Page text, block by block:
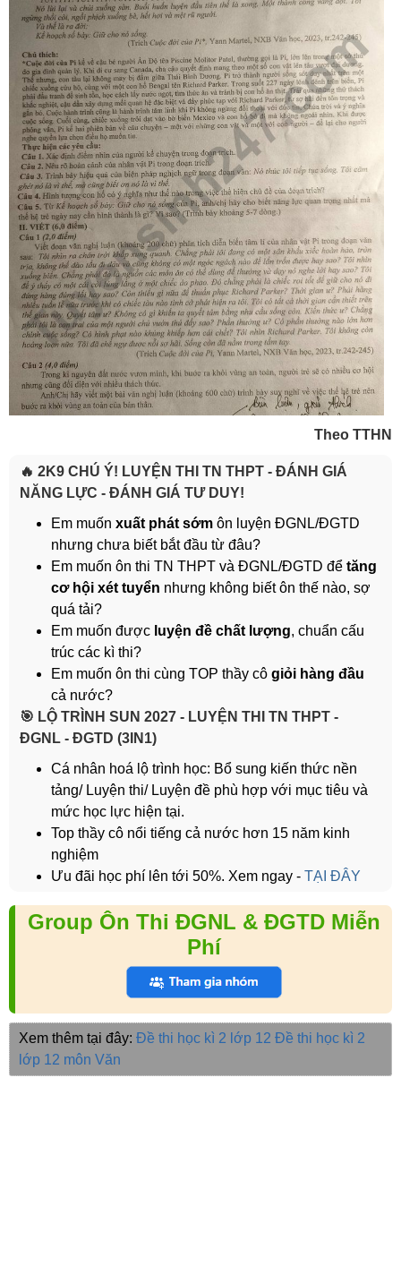
Theo TTHN
🔥 2K9 CHÚ Ý! LUYỆN THI TN THPT - ĐÁNH GIÁ
NĂNG LỰC - ĐÁNH GIÁ TƯ DUY!
Em muốn xuất phát sớm ôn luyện ĐGNL/ĐGTD
nhưng chưa biết bắt đầu từ đâu?
Em muốn ôn thi TN THPT và ĐGNL/ĐGTD để tăng
cơ hội xét tuyển nhưng không biết ôn thế nào, sợ
quá tải?
Em muốn được luyện đề chất lượng, chuẩn cấu
trúc các kì thi?
Em muốn ôn thi cùng TOP thầy cô giỏi hàng đầu
cả nước?
️🎯 LỘ TRÌNH SUN 2027 - LUYỆN THI TN THPT -
ĐGNL - ĐGTD (3IN1)
Cá nhân hoá lộ trình học: Bổ sung kiến thức nền
tảng/ Luyện thi/ Luyện đề phù hợp với mục tiêu và
mức học lực hiện tại.
Top thầy cô nổi tiếng cả nước hơn 15 năm kinh
nghiệm
Ưu đãi học phí lên tới 50%. Xem ngay - TẠI ĐÂY
Group Ôn Thi ĐGNL & ĐGTD Miễn
Phí
Xem thêm tại đây: Đề thi học kì 2 lớp 12 Đề thi học kì 2
lớp 12 môn Văn